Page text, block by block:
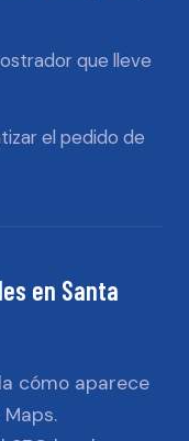
que lleve
el pedido de
en Santa
cómo aparece